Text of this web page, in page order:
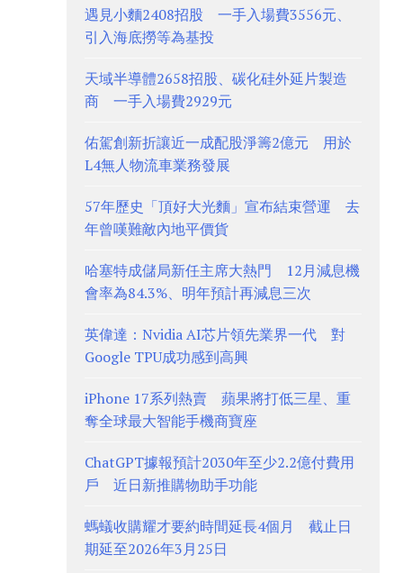
遇見小麵2408招股 一手入場費3556元、
引入海底撈等為基投
天域半導體2658招股、碳化硅外延片製造
商 一手入場費2929元
佑駕創新折讓近一成配股淨籌2億元 用於
L4無人物流車業務發展
57年歷史「頂好大光麵」宣布結束營運 去
年曾嘆難敵內地平價貨
哈塞特成儲局新任主席大熱門 12月減息機
會率為84.3%、明年預計再減息三次
英偉達：Nvidia AI芯片領先業界一代 對
Google TPU成功感到高興
iPhone 17系列熱賣 蘋果將打低三星、重
奪全球最大智能手機商寶座
ChatGPT據報預計2030年至少2.2億付費用
戶 近日新推購物助手功能
螞蟻收購耀才要約時間延長4個月 截止日
期延至2026年3月25日